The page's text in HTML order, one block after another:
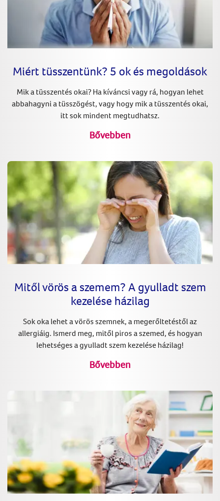
Miért tüsszentünk? 5 ok és megoldások
Mik a tüsszentés okai? Ha kíváncsi vagy rá, hogyan lehet
abbahagyni a tüsszögést, vagy hogy mik a tüsszentés okai,
itt sok mindent megtudhatsz.
Bővebben
Mitől vörös a szemem? A gyulladt szem
kezelése házilag
Sok oka lehet a vörös szemnek, a megerőltetéstől az
allergiáig. Ismerd meg, mitől piros a szemed, és hogyan
lehetséges a gyulladt szem kezelése házilag!
Bővebben